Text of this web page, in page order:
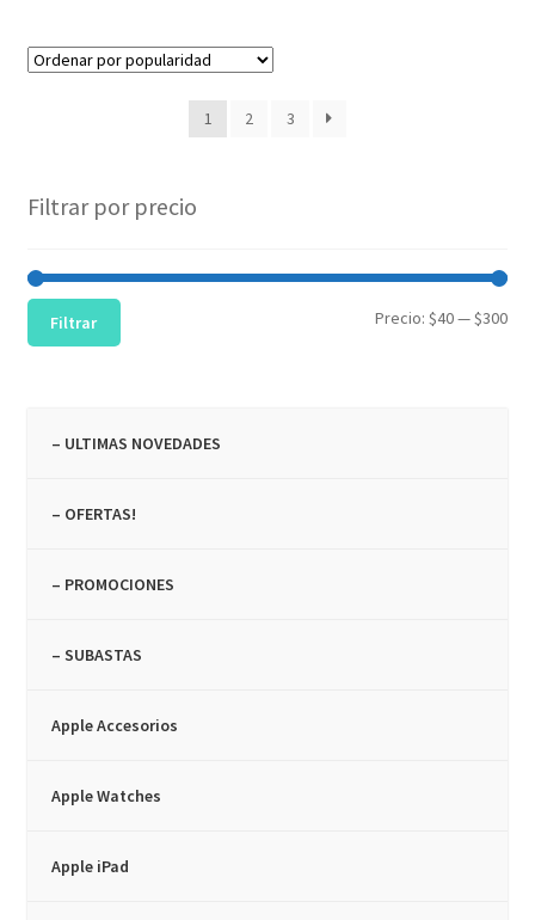
1 2 3
Filtrar por precio
Filtrar Precio:$40—$300
– ULTIMAS NOVEDADES
– OFERTAS!
– PROMOCIONES
– SUBASTAS
Apple Accesorios
Apple Watches
Apple iPad